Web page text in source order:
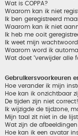
Wat is COPPA?
Waarom kan ik niet
Ik ben geregistreerd
Waarom kan ik niet
Ik heb me ooit
Ik weet mijn
Waarom word ik
Wat doet "verwijder alle
Gebruikersvoorkeuren
Hoe verander ik mijn
Hoe kan ik onzichtbaar
De tijden zijn niet correct!
Ik wijzigde de tijdzone,
Mijn taal zit niet in de
Wat zijn de
Hoe kan ik een avatar